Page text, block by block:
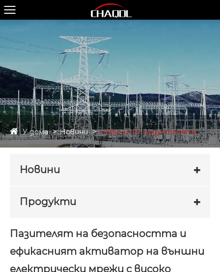
У дома Новини Новини от индустрията
Новини
Продукти
Пазителят на безопасността и
ефикасният активатор на външни
електрически мрежи с високо